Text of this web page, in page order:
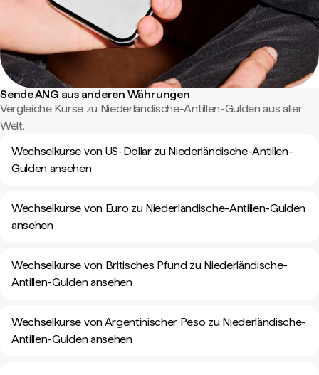
Sende ANG aus anderen Währungen
Vergleiche Kurse zu Niederländische-Antillen-Gulden aus aller
Welt.
Wechselkurse von US-Dollar zu Niederländische-Antillen-
Gulden ansehen
Wechselkurse von Euro zu Niederländische-Antillen-Gulden
ansehen
Wechselkurse von Britisches Pfund zu Niederländische-
Antillen-Gulden ansehen
Wechselkurse von Argentinischer Peso zu Niederländische-
Antillen-Gulden ansehen